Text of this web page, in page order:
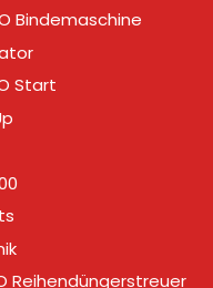
Bindemaschine
Start
Reihendüngerstreuer